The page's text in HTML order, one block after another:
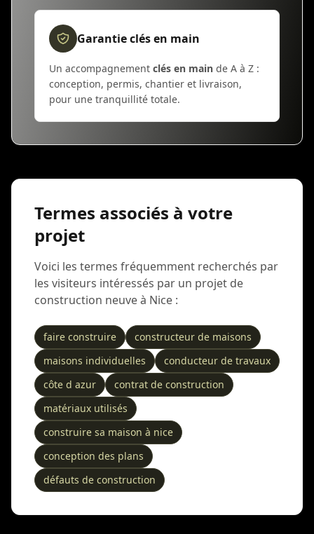
Garantie clés en main
Un accompagnement clés en main de A à Z :
conception, permis, chantier et livraison,
pour une tranquillité totale.
Termes associés à votre
projet
Voici les termes fréquemment recherchés par
les visiteurs intéressés par un projet de
construction neuve à Nice :
faire construire
constructeur de maisons
maisons individuelles
conducteur de travaux
côte d azur
contrat de construction
matériaux utilisés
construire sa maison à nice
conception des plans
défauts de construction